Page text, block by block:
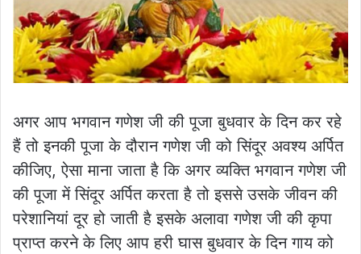
अगर आप भगवान गणेश जी की पूजा बुधवार के दिन कर रहे
हैं तो इनकी पूजा के दौरान गणेश जी को सिंदूर अवश्य अर्पित
कीजिए, ऐसा माना जाता है कि अगर व्यक्ति भगवान गणेश जी
की पूजा में सिंदूर अर्पित करता है तो इससे उसके जीवन की
परेशानियां दूर हो जाती है इसके अलावा गणेश जी की कृपा
प्राप्त करने के लिए आप हरी घास बुधवार के दिन गाय को